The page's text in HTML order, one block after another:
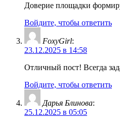
Доверие площадки
Войдите, чтобы ответить
FoxyGirl:
23.12.2025 в 14:58
Отличный пост! Всегда
Войдите, чтобы ответить
Дарья Блинова:
25.12.2025 в 05:05